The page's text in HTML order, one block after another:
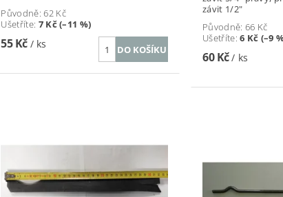
Původně:62 Kč
Ušetříte: 7 Kč (–11 %)
55 Kč / ks
závit 1/2"
Původně: 66 Kč
Ušetříte:6 Kč (–9
60 Kč/ ks